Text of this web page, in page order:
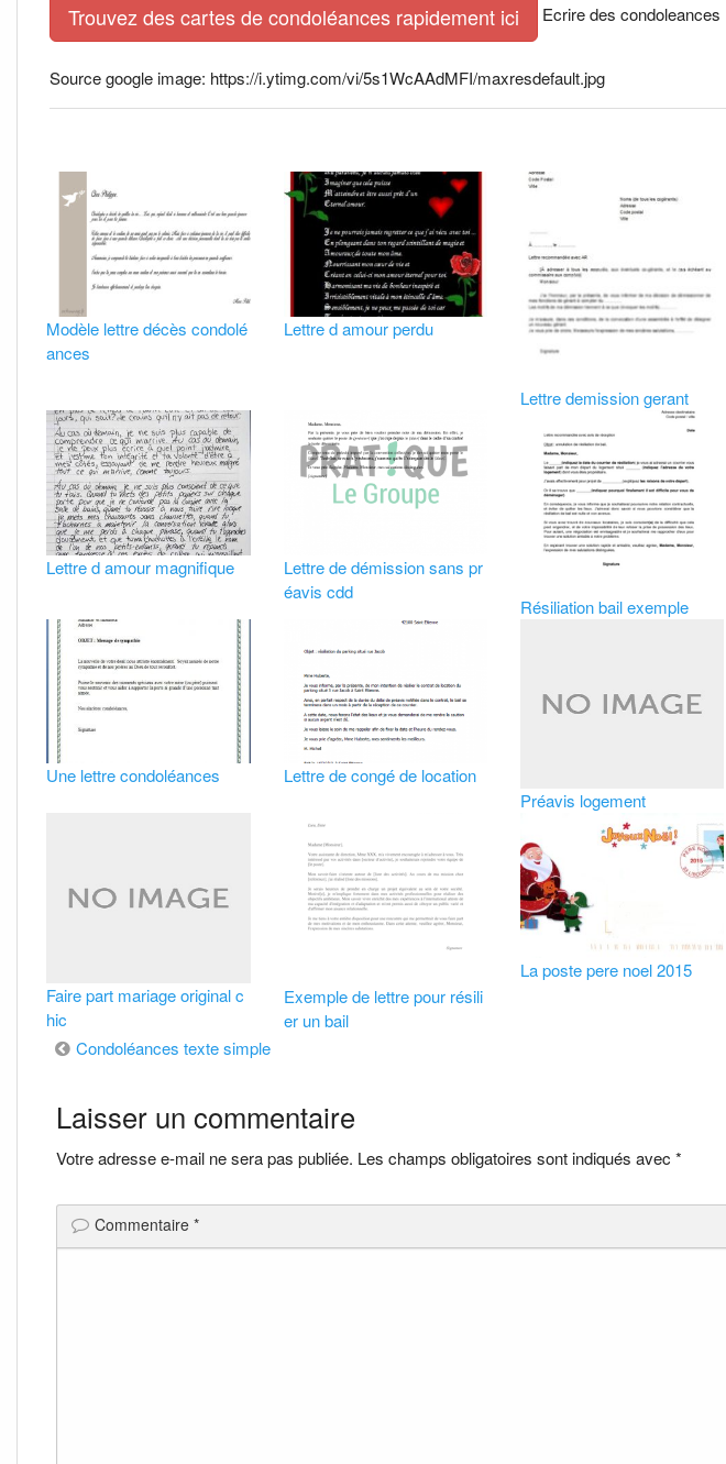
Trouvez des cartes de condoléances rapidement ici Ecrire des condoleances
Source google image: https://i.ytimg.com/vi/5s1WcAAdMFI/maxresdefault.jpg
Modèle lettre décès condolé
ances
Lettre d amour perdu
Lettre demission gerant
Lettre d amour magnifique
Lettre de démission sans pr
éavis cdd
Résiliation bail exemple
Une lettre condoléances
Lettre de congé de location
Préavis logement
Faire part mariage original c
hic
Exemple de lettre pour résili
er un bail
La poste pere noel 2015
Navigation
de
l’article
Condoléances texte simple
Laisser un commentaire
Votre adresse e-mail ne sera pas publiée. Les champs obligatoires sont indiqués avec *
Commentaire *